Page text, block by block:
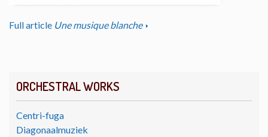
ORCHESTRAL WORKS
Centri-fuga
Diagonaalmuziek
Full article Une musique blanche